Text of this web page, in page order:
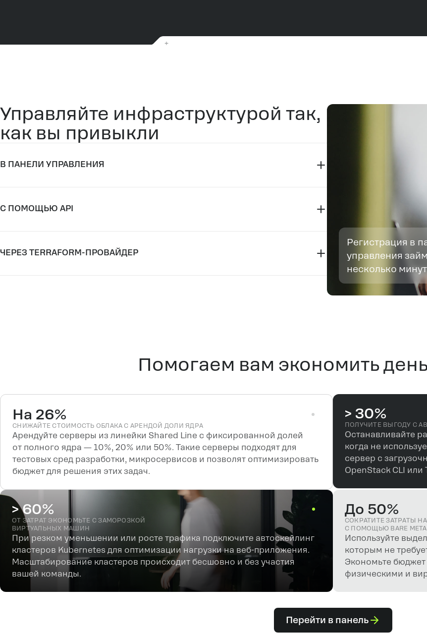
Управляйте инфраструктурой так,
как вы привыкли
В ПАНЕЛИ УПРАВЛЕНИЯ
Оплата облачных ресурсов по модели pay-as-you-go
C ПОМОЩЬЮ API
ЧЕРЕЗ TERRAFORM-ПРОВАЙДЕР
Регистрация в
управления
несколько
Помогаем вам экономить
На 26%
СНИЖАЙТЕ СТОИМОСТЬ ОБЛАКА С АРЕНДОЙ ДОЛИ ЯДРА
Арендуйте серверы из линейки Shared Line с фиксированной долей
от полного ядра — 10%, 20% или 50%. Такие серверы подходят для
тестовых сред разработки, микросервисов и позволят оптимизировать
бюджет для решения этих задач.
> 30%
ПОЛУЧИТЕ ВЫГОДУ С
Останавливайте
когда не
сервер с
OpenStack CLI или
> 60%
ОТ ЗАТРАТ ЭКОНОМЬТЕ С ЗАМОРОЗКОЙ
ВИРТУАЛЬНЫХ МАШИН
При резком уменьшении или росте трафика подключите автоскейлинг
кластеров Kubernetes для оптимизации нагрузки на веб-приложения.
Масштабирование кластеров происходит бесшовно и без участия
вашей команды.
До 50%
СОКРАТИТЕ ЗАТРАТЫ
С ПОМОЩЬЮ BARE
Используйте
которым не
Экономьте бюджет
физическими и
Перейти в панель